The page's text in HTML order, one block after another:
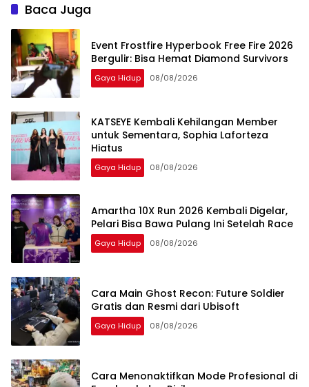
Baca Juga
Event Frostfire Hyperbook Free Fire 2026
Bergulir: Bisa Hemat Diamond Survivors
Gaya Hidup 08/08/2026
KATSEYE Kembali Kehilangan Member
untuk Sementara, Sophia Laforteza
Hiatus
Gaya Hidup 08/08/2026
Amartha 10X Run 2026 Kembali Digelar,
Pelari Bisa Bawa Pulang Ini Setelah Race
Gaya Hidup 08/08/2026
Cara Main Ghost Recon: Future Soldier
Gratis dan Resmi dari Ubisoft
Gaya Hidup 08/08/2026
Cara Menonaktifkan Mode Profesional di